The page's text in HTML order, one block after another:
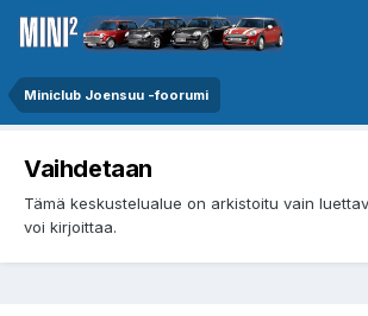
Miniclub Joensuu -foorumi
Vaihdetaan
Tämä keskustelualue on arkistoitu vain
voi kirjoittaa.